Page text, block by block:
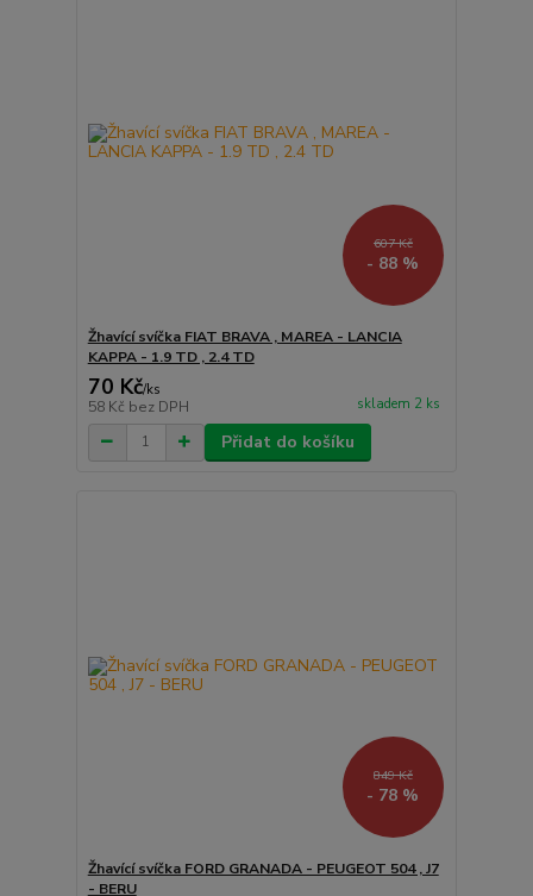
607 Kč
- 88 %
Žhavící svíčka FIAT BRAVA , MAREA - LANCIA
KAPPA - 1.9 TD , 2.4 TD
70 Kč/ks
58 Kč bez DPH skladem 2 ks
Přidat do košíku
849 Kč
- 78 %
Žhavící svíčka FORD GRANADA - PEUGEOT 504 , J7
- BERU